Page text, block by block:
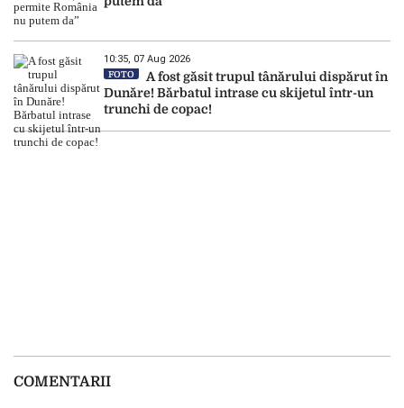
10:35, 07 Aug 2026
FOTO
A fost găsit trupul tânărului dispărut în
Dunăre! Bărbatul intrase cu skijetul într-un
trunchi de copac!
COMENTARII